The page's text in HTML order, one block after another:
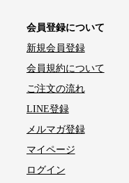
会員登録について
新規会員登録
会員規約について
ご注文の流れ
LINE登録
メルマガ登録
マイページ
ログイン